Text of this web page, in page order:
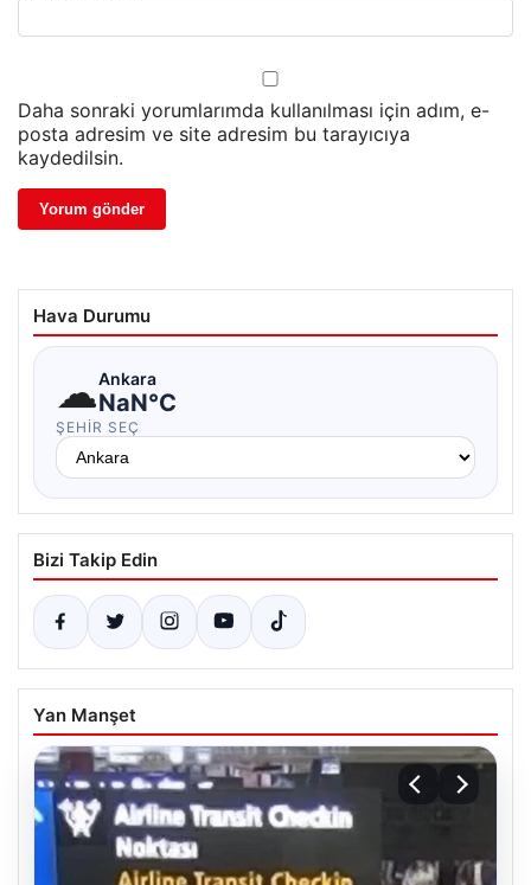
Daha sonraki yorumlarımda kullanılması için adım, e-
posta adresim ve site adresim bu tarayıcıya
kaydedilsin.
Hava Durumu
☁Ankara
NaN°C
ŞEHIR SEÇ
Bizi Takip Edin
Yan Manşet